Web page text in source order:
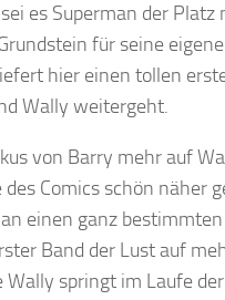
es Superman der Platz
für seine
hier einen tollen
Wally weitergeht.
von Barry mehr auf
Comics schön näher
einen ganz
Band der Lust auf
springt im Laufe